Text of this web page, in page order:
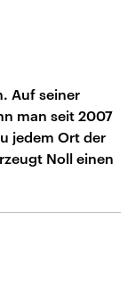
Auf seiner
man seit 2007
jedem Ort der
Noll einen